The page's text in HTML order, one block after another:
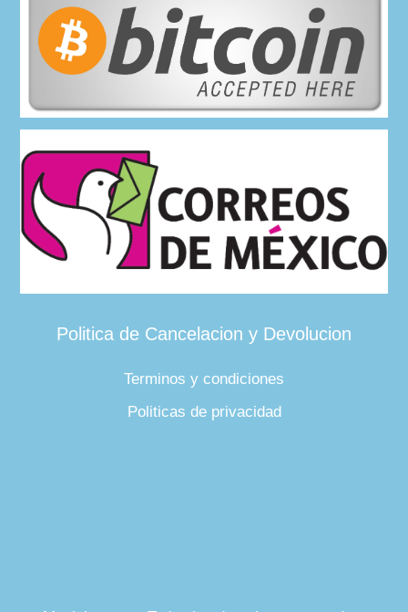
Politica de Cancelacion y Devolucion
Terminos y condiciones
Politicas de privacidad